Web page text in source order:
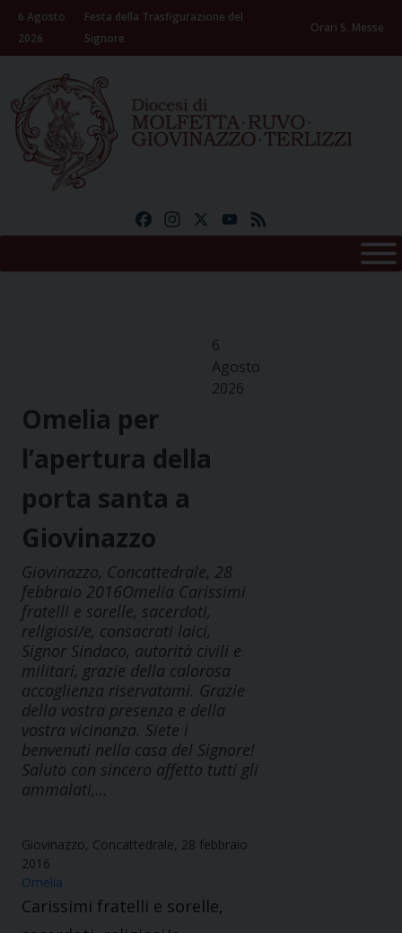
Skip
content
6 Agosto
2026
Festa della Trasfigurazione del
Signore
Orari S. Messe
FacebookInstagramYouTube
6
Agosto
2026
Omelia per
l’apertura della
porta santa a
Giovinazzo
Giovinazzo, Concattedrale, 28
febbraio 2016Omelia Carissimi
fratelli e sorelle, sacerdoti,
religiosi/e, consacrati laici,
Signor Sindaco, autorità civili e
militari, grazie della calorosa
accoglienza riservatami. Grazie
della vostra presenza e della
vostra vicinanza. Siete i
benvenuti nella casa del Signore!
Saluto con sincero affetto tutti gli
ammalati,…
Giovinazzo, Concattedrale, 28 febbraio
2016
Omelia
Carissimi fratelli e sorelle,